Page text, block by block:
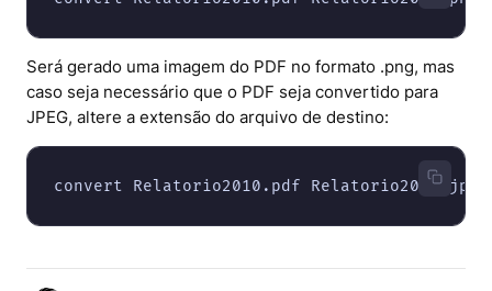
Será gerado uma imagem do PDF no formato .png, mas
caso seja necessário que o PDF seja convertido para
JPEG, altere a extensão do arquivo de destino: